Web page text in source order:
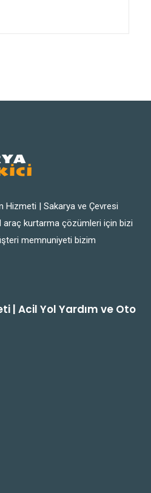
Hizmeti | Sakarya ve Çevresi
araç kurtarma çözümleri için bizi
memnuniyeti bizim
| Acil Yol Yardım ve Oto